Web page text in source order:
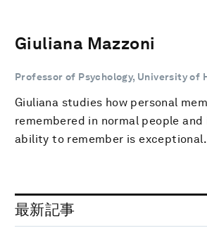
Giuliana Mazzoni
Professor of Psychology, University of
Giuliana studies how personal
remembered in normal people and
ability to remember is exceptional.
最新記事